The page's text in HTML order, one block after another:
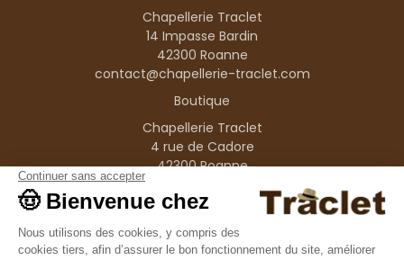
Chapellerie Traclet
14 Impasse Bardin
42300 Roanne
contact@chapellerie-traclet.com
Boutique
Chapellerie Traclet
4 rue de Cadore
42300 Roanne
Produits